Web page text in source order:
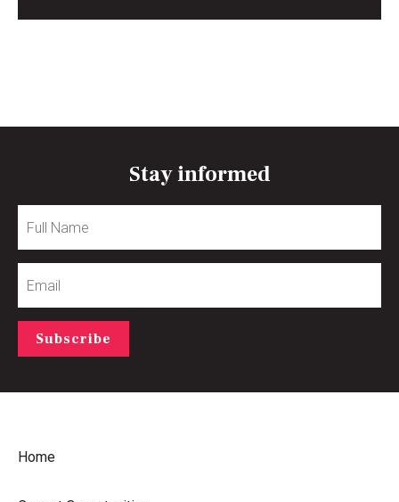
Stay informed
Name
Subscribe
Home